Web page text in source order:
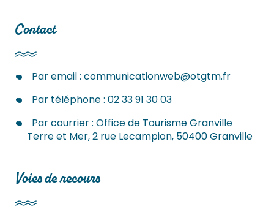
Contact
Par email : communicationweb@otgtm.fr
Par téléphone : 02 33 91 30 03
Par courrier : Office de Tourisme Granville
Terre et Mer, 2 rue Lecampion, 50400 Granville
Voies de recours